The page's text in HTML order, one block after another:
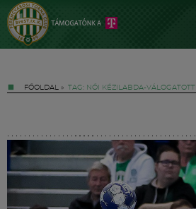
FŐOLDAL » TAG: NŐI KÉZILABDA-VÁLOGATOTT
Jegyek